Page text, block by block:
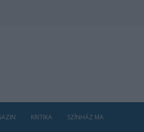
KRITIKA SZÍNHÁZ MA